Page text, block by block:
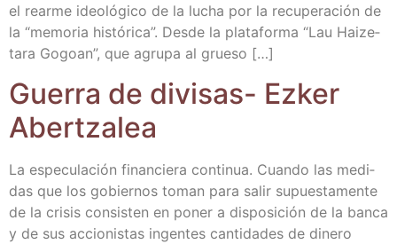
el rear­me ideo­ló­gi­co de la lucha por la recu­pe­ra­ción de
la “memo­ria his­tó­ri­ca”. Des­de la pla­ta­for­ma “Lau Hai­ze­
ta­ra Gogoan”, que agru­pa al grueso […]
Gue­rra de divi­sas- Ezker
Abertzalea
La espe­cu­la­ción finan­cie­ra con­ti­nua. Cuan­do las medi­
das que los gobier­nos toman para salir supues­ta­men­te
de la cri­sis con­sis­ten en poner a dis­po­si­ción de la ban­ca
y de sus accio­nis­tas ingen­tes can­ti­da­des de dine­ro